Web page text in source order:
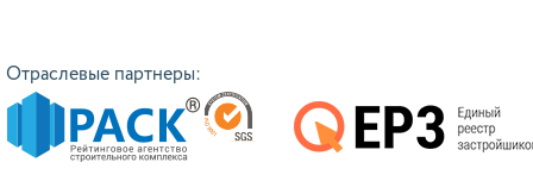
Отраслевые партнеры: